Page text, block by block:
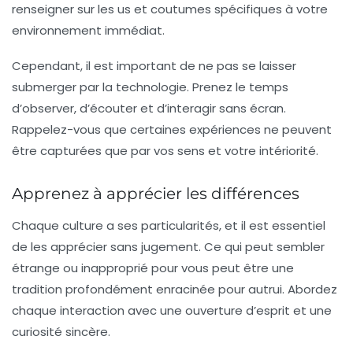
renseigner sur les us et coutumes spécifiques à votre
environnement immédiat.
Cependant, il est important de ne pas se laisser
submerger par la technologie. Prenez le temps
d’observer, d’écouter et d’interagir sans écran.
Rappelez-vous que certaines expériences ne peuvent
être capturées que par vos sens et votre intériorité.
Apprenez à apprécier les différences
Chaque culture a ses particularités, et il est essentiel
de les apprécier sans jugement. Ce qui peut sembler
étrange ou inapproprié pour vous peut être une
tradition profondément enracinée pour autrui. Abordez
chaque interaction avec une ouverture d’esprit et une
curiosité sincère.